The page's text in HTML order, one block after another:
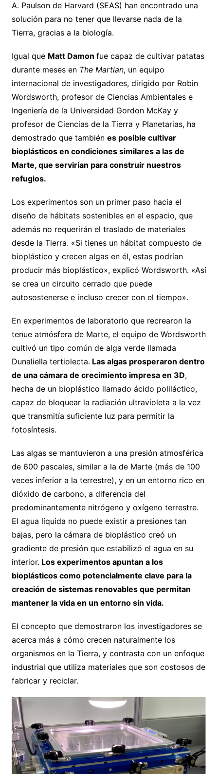
A. Paulson de Harvard (SEAS) han encontrado una
solución para no tener que llevarse nada de la
Tierra, gracias a la biología.
Igual que Matt Damon fue capaz de cultivar patatas
durante meses en The Martian, un equipo
internacional de investigadores, dirigido por Robin
Wordsworth, profesor de Ciencias Ambientales e
Ingeniería de la Universidad Gordon McKay y
profesor de Ciencias de la Tierra y Planetarias, ha
demostrado que también es posible cultivar
bioplásticos en condiciones similares a las de
Marte, que servirían para construir nuestros
refugios.
Los experimentos son un primer paso hacia el
diseño de hábitats sostenibles en el espacio, que
además no requerirán el traslado de materiales
desde la Tierra. «Si tienes un hábitat compuesto de
bioplástico y crecen algas en él, estas podrían
producir más bioplástico», explicó Wordsworth. «Así
se crea un circuito cerrado que puede
autosostenerse e incluso crecer con el tiempo».
En experimentos de laboratorio que recrearon la
tenue atmósfera de Marte, el equipo de Wordsworth
cultivó un tipo común de alga verde llamada
Dunaliella tertiolecta. Las algas prosperaron dentro
de una cámara de crecimiento impresa en 3D,
hecha de un bioplástico llamado ácido poliláctico,
capaz de bloquear la radiación ultravioleta a la vez
que transmitía suficiente luz para permitir la
fotosíntesis.
Las algas se mantuvieron a una presión atmosférica
de 600 pascales, similar a la de Marte (más de 100
veces inferior a la terrestre), y en un entorno rico en
dióxido de carbono, a diferencia del
predominantemente nitrógeno y oxígeno terrestre.
El agua líquida no puede existir a presiones tan
bajas, pero la cámara de bioplástico creó un
gradiente de presión que estabilizó el agua en su
interior. Los experimentos apuntan a los
bioplásticos como potencialmente clave para la
creación de sistemas renovables que permitan
mantener la vida en un entorno sin vida.
El concepto que demostraron los investigadores se
acerca más a cómo crecen naturalmente los
organismos en la Tierra, y contrasta con un enfoque
industrial que utiliza materiales que son costosos de
fabricar y reciclar.